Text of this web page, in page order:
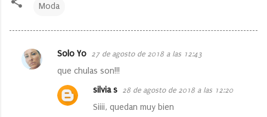
Moda
C
Solo Yo 27 de agosto de 2018 a las 12:43
que chulas son!!!
silvia s 28 de agosto de 2018 a las 12:20
Siiii, quedan muy bien